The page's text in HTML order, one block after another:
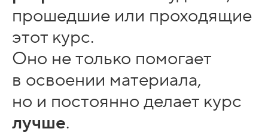
прошедшие или проходящие
этот курс.
Оно не только помогает
в освоении материала,
но и постоянно делает курс
лучше.